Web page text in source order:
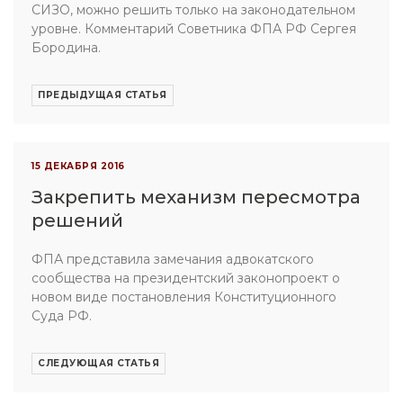
СИЗО, можно решить только на законодательном
уровне. Комментарий Советника ФПА РФ Сергея
Бородина.
ПРЕДЫДУЩАЯ СТАТЬЯ
15 ДЕКАБРЯ 2016
Закрепить механизм пересмотра
решений
ФПА представила замечания адвокатского
сообщества на президентский законопроект о
новом виде постановления Конституционного
Суда РФ.
СЛЕДУЮЩАЯ СТАТЬЯ